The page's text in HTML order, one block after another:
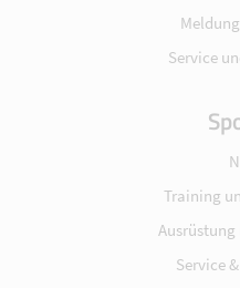
Service
Training
Service